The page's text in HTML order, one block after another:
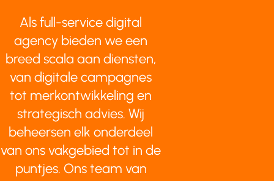
Als full-service digital
agency bieden we een
breed scala aan diensten,
van digitale campagnes
tot merkontwikkeling en
strategisch advies. Wij
beheersen elk onderdeel
van ons vakgebied tot in de
puntjes. Ons team van